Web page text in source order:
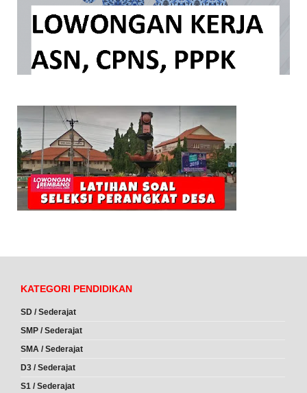
KATEGORI PENDIDIKAN
SD / Sederajat
SMP / Sederajat
SMA / Sederajat
D3 / Sederajat
S1 / Sederajat